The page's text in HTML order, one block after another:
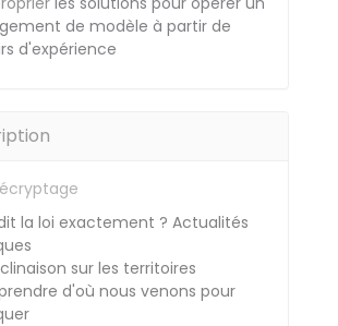
de modèle à partir de
d'expérience
la loi exactement ? Actualités
sur les territoires
d'où nous venons pour